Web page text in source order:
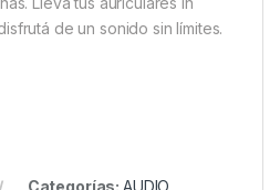
de un sonido sin límites.